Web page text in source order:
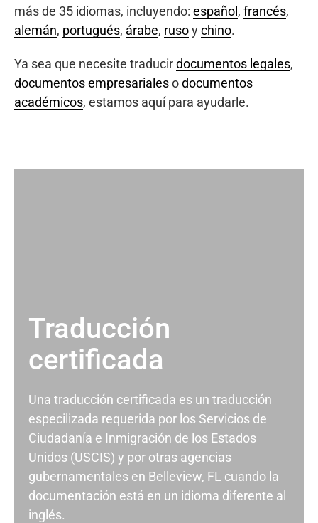
más de 35 idiomas, incluyendo: español , francés,
alemán, portugués, árabe, rusoychino.
Ya sea que necesite traducirdocumentos legales,
documentos empresarialesodocumentos
académicos, estamos aquí para ayudarle.
Traducción
certificada
Una traducción certificada es un traducción
especilizada requerida por los Servicios de
Ciudadanía e Inmigración de los Estados
Unidos (USCIS) y por otras agencias
gubernamentales en Belleview, FL cuando la
documentación está en un idioma diferente al
inglés.